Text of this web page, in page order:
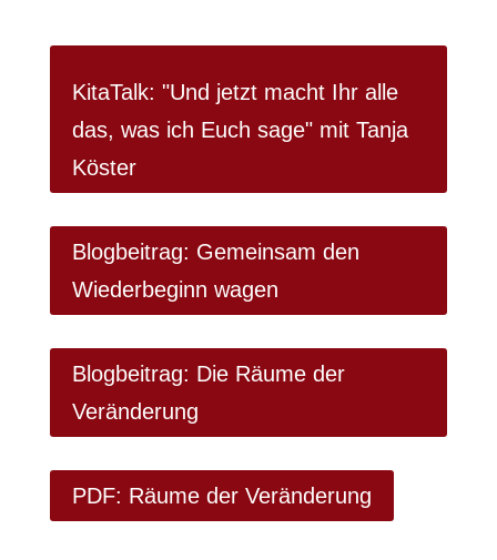
KitaTalk: "Und jetzt macht Ihr alle
das, was ich Euch sage" mit Tanja
Köster
Blogbeitrag: Gemeinsam den
Wiederbeginn wagen
Blogbeitrag: Die Räume der
Veränderung
PDF: Räume der Veränderung